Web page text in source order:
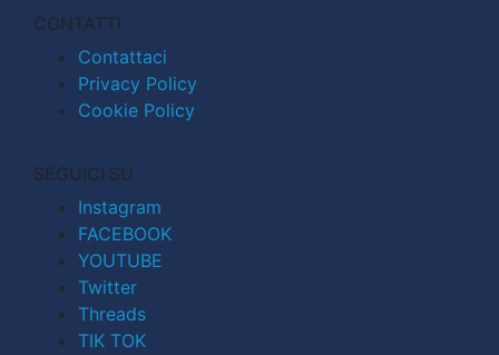
CONTATTI
Contattaci
Privacy Policy
Cookie Policy
SEGUICI SU
Instagram
FACEBOOK
YOUTUBE
Twitter
Threads
TIK TOK